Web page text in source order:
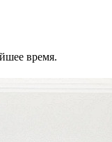
время.